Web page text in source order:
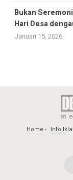
Bukan
Hari Desa
Januari 15, 2026
Home Info